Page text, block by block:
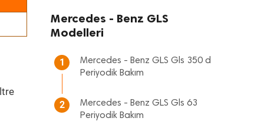
Mercedes - Benz GLS
Modelleri
1
Mercedes - Benz GLS Gls 350 d
Periyodik Bakım
2
Mercedes - Benz GLS Gls 63
Periyodik Bakım